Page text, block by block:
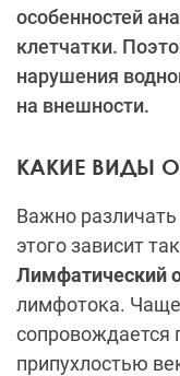
особенностей
клетчатки.
нарушения
на внешности.
КАКИЕ ВИДЫ
Важно различать
этого зависит
Лимфатический
лимфотока. Чаще
сопровождается
припухлостью